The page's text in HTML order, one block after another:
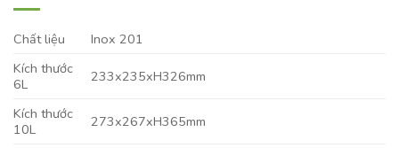
Chất liệu
Inox 201
Kích thước
6L
233x235xH326mm
Kích thước
10L
273x267xH365mm